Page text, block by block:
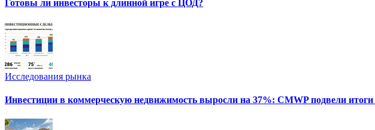
Готовы ли инвесторы к длинной игре с ЦОД?
Исследования рынка
Инвестиции в коммерческую недвижимость выросли на 37%: CMWP подвели итоги